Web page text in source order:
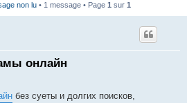
non lu• 1 message • Page 1 sur 1
онлайн
без суеты и долгих поисков,